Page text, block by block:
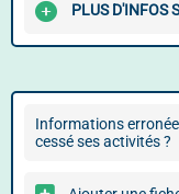
PLUS D'INFOS
Informations
cessé ses activités ?